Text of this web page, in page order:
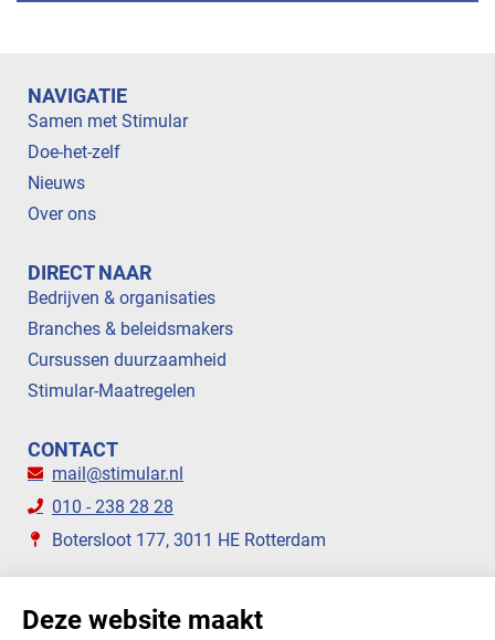
NAVIGATIE
Samen met Stimular
Doe-het-zelf
Nieuws
Over ons
DIRECT NAAR
Bedrijven & organisaties
Branches & beleidsmakers
Cursussen duurzaamheid
Stimular-Maatregelen
CONTACT
mail@stimular.nl
010 - 238 28 28
Botersloot 177, 3011 HE Rotterdam